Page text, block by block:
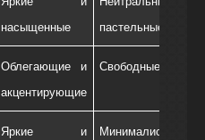
насыщенные
пастельные
Облегающие и
акцентирующие
Свободные и
Яркие и
Минималистичные